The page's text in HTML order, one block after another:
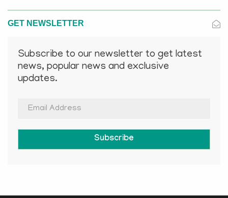
GET NEWSLETTER
Subscribe to our newsletter to get latest
news, popular news and exclusive
updates.
Subscribe